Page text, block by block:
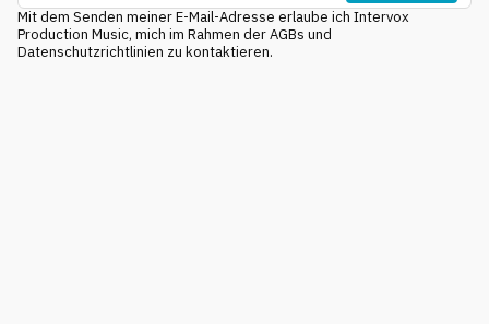
Mit dem Senden meiner E-Mail-Adresse erlaube ich Intervox
Production Music, mich im Rahmen der AGBs und
Datenschutzrichtlinien zu kontaktieren.